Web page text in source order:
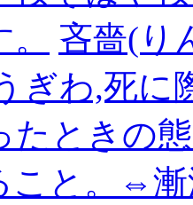
吝嗇(り
ぎわ,死に
たときの
こと。⇔